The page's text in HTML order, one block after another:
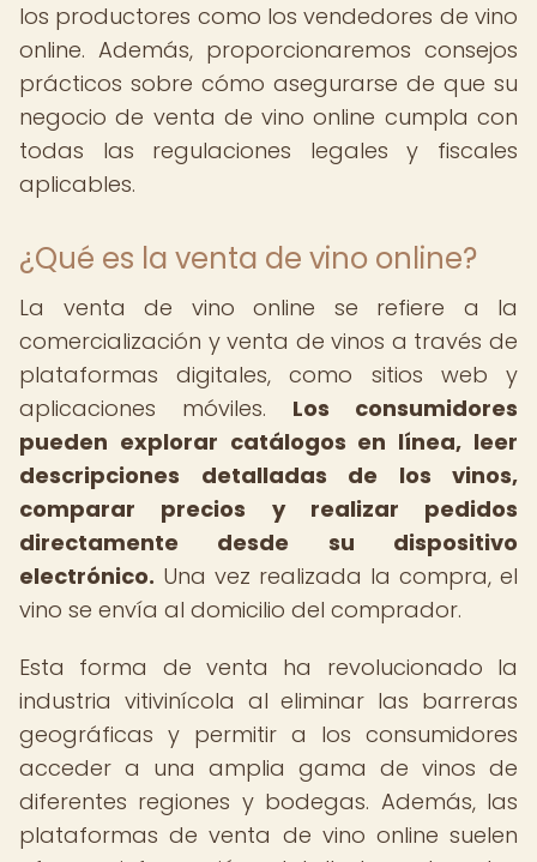
los productores como los vendedores de vino
online. Además, proporcionaremos consejos
prácticos sobre cómo asegurarse de que su
negocio de venta de vino online cumpla con
todas las regulaciones legales y fiscales
aplicables.
¿Qué es la venta de vino online?
La venta de vino online se refiere a la
comercialización y venta de vinos a través de
plataformas digitales, como sitios web y
aplicaciones móviles. Los consumidores
pueden explorar catálogos en línea, leer
descripciones detalladas de los vinos,
comparar precios y realizar pedidos
directamente desde su dispositivo
electrónico. Una vez realizada la compra, el
vino se envía al domicilio del comprador.
Esta forma de venta ha revolucionado la
industria vitivinícola al eliminar las barreras
geográficas y permitir a los consumidores
acceder a una amplia gama de vinos de
diferentes regiones y bodegas. Además, las
plataformas de venta de vino online suelen